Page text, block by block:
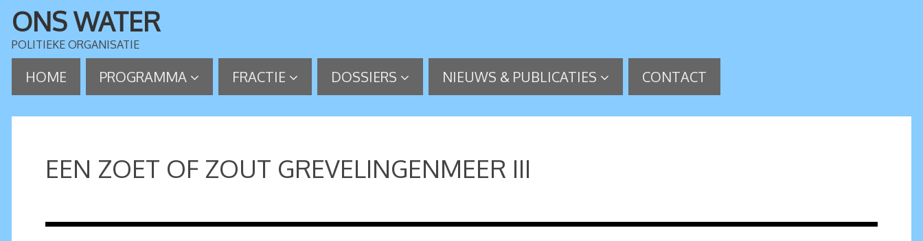
ONS WATER
POLITIEKE ORGANISATIE
HOME PROGRAMMA FRACTIE DOSSIERS NIEUWS & PUBLICATIES CONTACT
EEN ZOET OF ZOUT GREVELINGENMEER III